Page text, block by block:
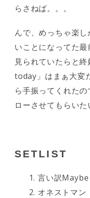
らさねば。。。
んで、めっちゃ楽
いことになってた
見られていたらと
today」はまぁ大変
ら手振ってくれた
ローさせてもらいた
SETLIST
言い訳Maybe
オネストマン